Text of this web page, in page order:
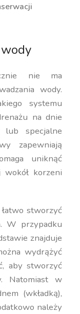
nie ma
wody.
systemu
na dnie
lub specjalne
zapewniają
uniknąć
wokół korzeni
stworzyć
W przypadku
znajduje
wydrążyć
aby stworzyć
Natomiast w
(wkładką),
należy